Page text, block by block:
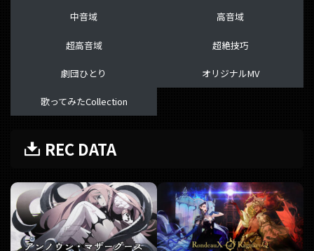
中音域
超高音域
劇団ひとり
歌ってみたCollection
高音域
超絶技巧
オリジナルMV
REC DATA